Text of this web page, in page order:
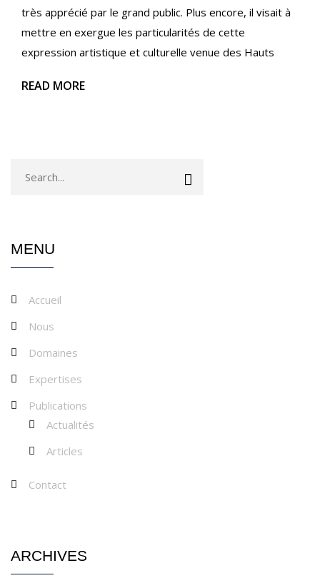
très apprécié par le grand public. Plus encore, il visait à
mettre en exergue les particularités de cette
expression artistique et culturelle venue des Hauts
READ MORE
MENU
Accueil
Nous
Domaines
Expertises
Publications
Actualités
Articles
Contact
ARCHIVES